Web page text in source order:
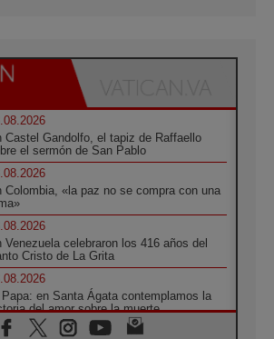
Castel Gandolfo, el tapiz de Raffaello
el sermón de San Pablo
Colombia, «la paz no se compra con una
Venezuela celebraron los 416 años del
Cristo de La Grita
en Santa Ágata contemplamos la
del amor sobre la muerte